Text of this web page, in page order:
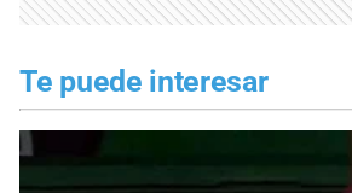
Te puede interesar